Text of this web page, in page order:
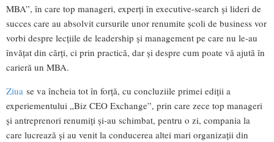
MBA”, în care top manageri, experţi în executive-search şi lideri de
succes care au absolvit cursurile unor renumite şcoli de business vor
vorbi despre lecţiile de leadership şi management pe care nu le-au
învăţat din cărţi, ci prin practică, dar şi despre cum poate vă ajută în
carieră un MBA.
Ziua se va încheia tot în forţă, cu concluziile primei ediţii a
experiementului „Biz CEO Exchange”, prin care zece top manageri
şi antreprenori renumiţi şi-au schimbat, pentru o zi, compania la
care lucrează şi au venit la conducerea altei mari organizaţii din